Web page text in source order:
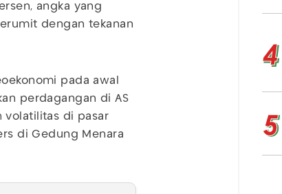
angka yang
dengan tekanan
pada awal
perdagangan di AS
volatilitas di pasar
di Gedung Menara